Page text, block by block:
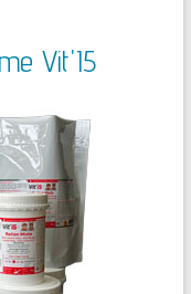
Vit'I5